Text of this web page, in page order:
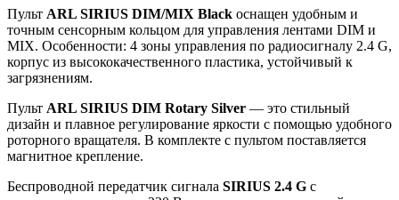
Пульт ARL SIRIUS DIM/MIX Black оснащен удобным и
точным сенсорным кольцом для управления лентами DIM и
MIX. Особенности: 4 зоны управления по радиосигналу 2.4 G,
корпус из высококачественного пластика, устойчивый к
загрязнениям.
Пульт ARL SIRIUS DIM Rotary Silver — это стильный
дизайн и плавное регулирование яркости с помощью удобного
роторного вращателя. В комплекте с пультом поставляется
магнитное крепление.
Беспроводной передатчик сигнала SIRIUS 2.4 G с